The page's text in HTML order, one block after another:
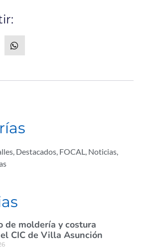
, Destacados, FOCAL, Noticias,
de moldería y costura
CIC de Villa Asunción